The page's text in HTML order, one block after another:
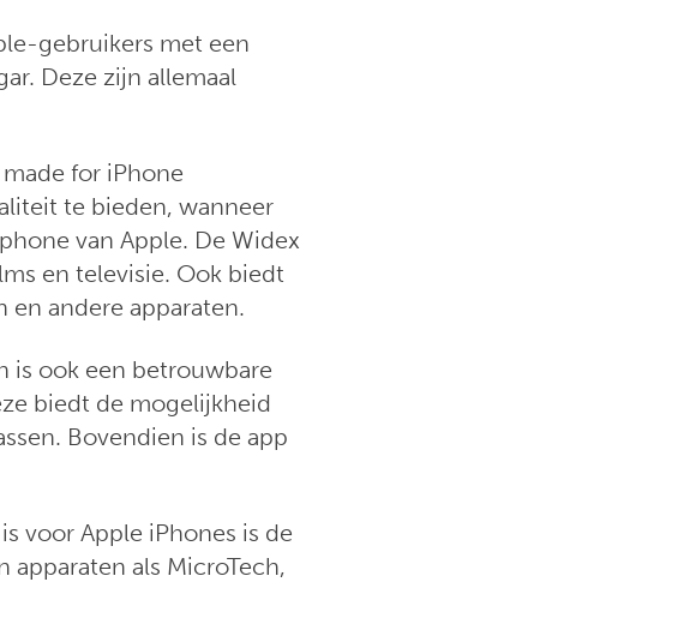
gebruikers met een
Deze zijn allemaal
for iPhone
te bieden, wanneer
van Apple. De Widex
en televisie. Ook biedt
andere apparaten.
is ook een betrouwbare
biedt de mogelijkheid
Bovendien is de app
voor Apple iPhones is de
apparaten als MicroTech,